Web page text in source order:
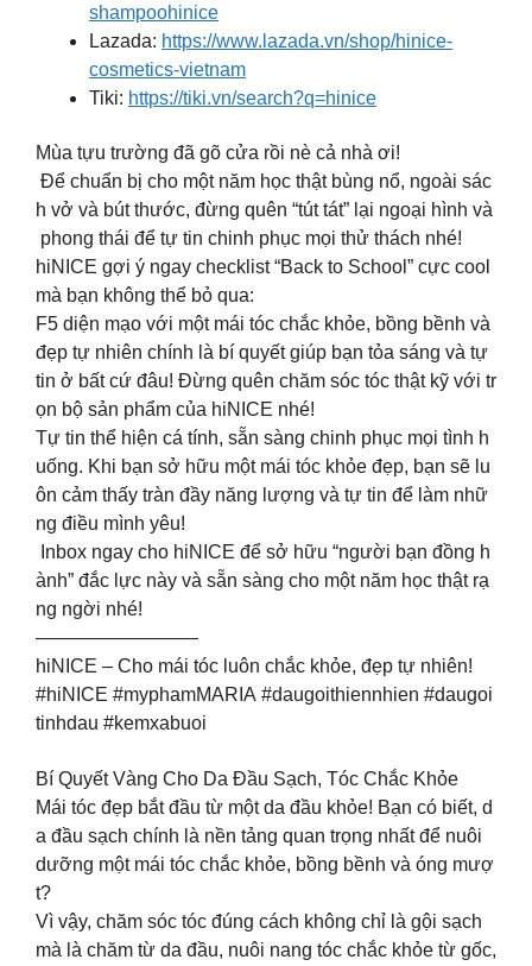
shampoohinice
Lazada: https://www.lazada.vn/shop/hinice-
cosmetics-vietnam
Tiki: https://tiki.vn/search?q=hinice
Mùa tựu trường đã gõ cửa rồi nè cả nhà ơi!
Để chuẩn bị cho một năm học thật bùng nổ, ngoài sác
h vở và bút thước, đừng quên “tút tát” lại ngoại hình và
phong thái để tự tin chinh phục mọi thử thách nhé!
hiNICE gợi ý ngay checklist “Back to School” cực cool
mà bạn không thể bỏ qua:
F5 diện mạo với một mái tóc chắc khỏe, bồng bềnh và
đẹp tự nhiên chính là bí quyết giúp bạn tỏa sáng và tự
tin ở bất cứ đâu! Đừng quên chăm sóc tóc thật kỹ với tr
ọn bộ sản phẩm của hiNICE nhé!
Tự tin thể hiện cá tính, sẵn sàng chinh phục mọi tình h
uống. Khi bạn sở hữu một mái tóc khỏe đẹp, bạn sẽ lu
ôn cảm thấy tràn đầy năng lượng và tự tin để làm nhữ
ng điều mình yêu!
Inbox ngay cho hiNICE để sở hữu “người bạn đồng h
ành” đắc lực này và sẵn sàng cho một năm học thật rạ
ng ngời nhé!
————————–
hiNICE – Cho mái tóc luôn chắc khỏe, đẹp tự nhiên!
#hiNICE #myphamMARIA #daugoithiennhien #daugoi
tinhdau #kemxabuoi
Bí Quyết Vàng Cho Da Đầu Sạch, Tóc Chắc Khỏe
Mái tóc đẹp bắt đầu từ một da đầu khỏe! Bạn có biết, d
a đầu sạch chính là nền tảng quan trọng nhất để nuôi
dưỡng một mái tóc chắc khỏe, bồng bềnh và óng mượ
t?
Vì vậy, chăm sóc tóc đúng cách không chỉ là gội sạch
mà là chăm từ da đầu, nuôi nang tóc chắc khỏe từ gốc,